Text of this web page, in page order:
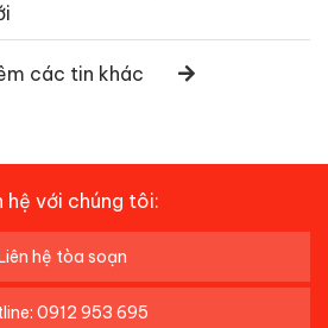
các tin khác
hệ với chúng tôi:
Liên hệ tòa soạn
0912 953 695